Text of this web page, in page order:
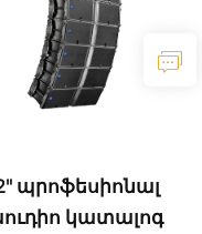
պրոֆեսիոնալ
կատալոգ